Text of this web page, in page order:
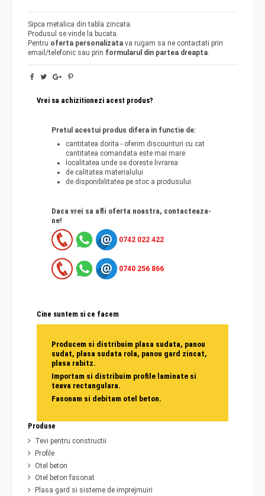
Sipca metalica din tabla zincata.
Produsul se vinde la bucata.
Pentru oferta personalizata va rugam sa ne contactati prin
email/telefonic sau prin formularul din partea dreapta
Vrei sa achizitionezi acest produs?
Pretul acestui produs difera in functie de:
cantitatea dorita - oferim discounturi cu cat
cantitatea comandata este mai mare
localitatea unde se doreste livrarea
de calitatea materialului
de disponibilitatea pe stoc a produsului
Daca vrei sa afli oferta noastra, contacteaza-
ne!
0742 022 422
0740 256 866
Cine suntem si ce facem
Producem si distribuim plasa sudata, panou
sudat, plasa sudata rola, panou gard zincat,
plasa rabitz.
Importam si distribuim profile laminate si
teava rectangulara.
Fasonam si debitam otel beton.
Produse
Tevi pentru constructii
Profile
Otel beton
Otel beton fasonat
Plasa gard si sisteme de imprejmuiri